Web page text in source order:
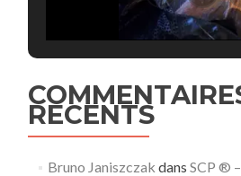
RECENTS
Bruno Janiszczak dans SCP ®